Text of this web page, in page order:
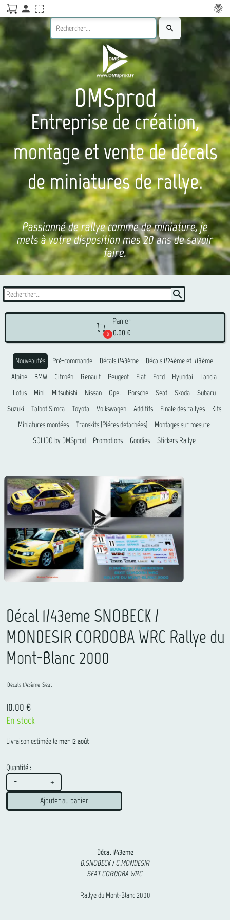
search
DMSprod
Entreprise de création,
montage et vente de décals
de miniatures de rallye.
Passionné de rallye comme de miniature, je
mets à votre disposition mes 20 ans de savoir
faire.
search

0
Panier
0.00 €
Nouveautés Pré-commande Décals 1/43ème
Décals 1/24ème et 1/18ème
Alpine
BMW Citroën Renault Peugeot Fiat Ford Hyundai
Lancia
Lotus
Mini Mitsubishi Nissan Opel Porsche Seat Skoda
Subaru
Suzuki
Talbot Simca Toyota Volkswagen Additifs Finale des rallyes
Kits
Miniatures montées
Transkits (Piéces detachées)
Montages sur mesure
SOLIDO by DMSprod
Promotions Goodies Stickers Rallye
Décal 1/43eme SNOBECK /
MONDESIR CORDOBA WRC Rallye du
Mont-Blanc 2000
Décals 1/43ème Seat
10.00 €
En stock
Livraison estimée lemer 12 août
Quantité :
- +
Ajouter au panier
Décal 1/43eme
D.SNOBECK / G.MONDESIR
SEAT CORDOBA WRC
Rallye du Mont-Blanc 2000
fingerprint
person